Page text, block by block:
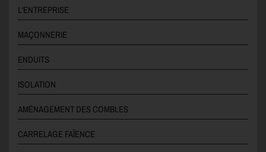
L'ENTREPRISE
MAÇONNERIE
ENDUITS
ISOLATION
AMÉNAGEMENT DES COMBLES
CARRELAGE FAÏENCE